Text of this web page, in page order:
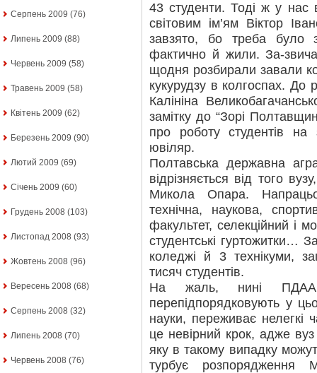
Серпень 2009 (76)
Липень 2009 (88)
Червень 2009 (58)
Травень 2009 (58)
Квітень 2009 (62)
Березень 2009 (90)
Лютий 2009 (69)
Січень 2009 (60)
Грудень 2008 (103)
Листопад 2008 (93)
Жовтень 2008 (96)
Вересень 2008 (68)
Серпень 2008 (32)
Липень 2008 (70)
Червень 2008 (76)
43 студенти. Тоді ж у нас
світовим ім’ям Віктор
завзято, бо треба було
фактично й жили. За-
щодня розбирали завали
кукурудзу в колгоспах. До
Калініна
замітку до “Зорі
про роботу студентів на
ювіляр.
Полтавська державна
відрізняється від того
Микола Опара.
технічна, наукова,
факультет, селекційний і
студентські гуртожитки…
коледжі й 3 технікуми,
тисяч студентів.
На жаль, нині ПДАА,
перепідпорядковують у
науки, переживає
це невірний крок, адже
яку в такому випадку
турбує розпорядження